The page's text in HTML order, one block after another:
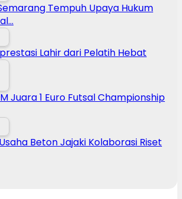
Tempuh Upaya Hukum
Lahir dari Pelatih Hebat
Juara 1 Euro Futsal Championship
Beton Jajaki Kolaborasi Riset